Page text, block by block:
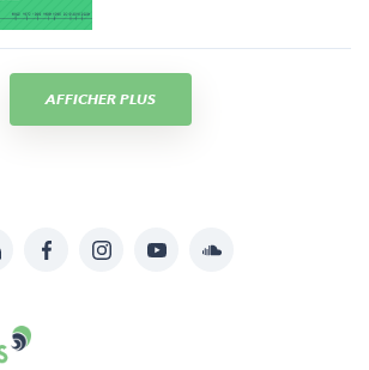
AFFICHER PLUS
LinkedInFacebookInstagramYouTubeSoundcloud